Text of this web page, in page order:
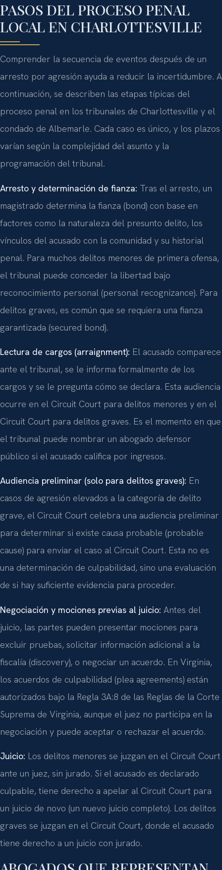
PASOS DEL PROCESO PENAL
LOCAL EN CHARLOTTESVILLE
Comprender la secuencia de eventos después de un
arresto por agresión ayuda a reducir la incertidumbre. A
continuación, se describen las etapas típicas del
proceso penal en los tribunales de Charlottesville y el
condado de Albemarle. Cada caso es único, y los plazos
varían según la complejidad del asunto y la
programación del tribunal.
Arresto y determinación de fianza: Tras el arresto, un
magistrado determina la fianza (bond) con base en
factores como la naturaleza del presunto delito, los
vínculos del acusado con la comunidad y su historial
penal. Para muchos delitos menores de primera ofensa,
el tribunal puede conceder la libertad bajo
reconocimiento personal (personal recognizance). Para
delitos graves, es común que se requiera una fianza
garantizada (secured bond).
Lectura de cargos (arraignment): El acusado comparece
ante el tribunal, se le informa formalmente de los
cargos y se le pregunta cómo se declara. Esta audiencia
ocurre en el Circuit Court para delitos menores y en el
Circuit Court para delitos graves. Es el momento en que
el tribunal puede nombrar un abogado defensor
público si el acusado califica por ingresos.
Audiencia preliminar (solo para delitos graves): En
casos de agresión elevados a la categoría de delito
grave, el Circuit Court celebra una audiencia preliminar
para determinar si existe causa probable (probable
cause) para enviar el caso al Circuit Court. Esta no es
una determinación de culpabilidad, sino una evaluación
de si hay suficiente evidencia para proceder.
Negociación y mociones previas al juicio: Antes del
juicio, las partes pueden presentar mociones para
excluir pruebas, solicitar información adicional a la
fiscalía (discovery), o negociar un acuerdo. En Virginia,
los acuerdos de culpabilidad (plea agreements) están
autorizados bajo la Regla 3A:8 de las Reglas de la Corte
Suprema de Virginia, aunque el juez no participa en la
negociación y puede aceptar o rechazar el acuerdo.
Juicio: Los delitos menores se juzgan en el Circuit Court
ante un juez, sin jurado. Si el acusado es declarado
culpable, tiene derecho a apelar al Circuit Court para
un juicio de novo (un nuevo juicio completo). Los delitos
graves se juzgan en el Circuit Court, donde el acusado
tiene derecho a un juicio con jurado.